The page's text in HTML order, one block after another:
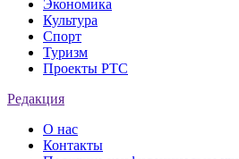
Экономика
Культура
Спорт
Туризм
Проекты РТС
Редакция
О нас
Контакты